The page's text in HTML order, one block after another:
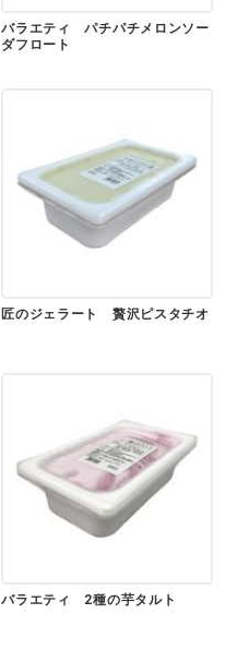
バラエティ パチパチメロンソー
ダフロート
匠のジェラート 贅沢ピスタチオ
バラエティ 2種の芋タルト